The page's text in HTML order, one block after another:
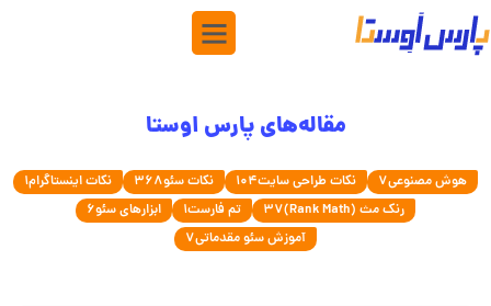
مقاله‌های پارس اوستا
هوش مصنوعی7 نکات طراحی سایت104 نکات سئو368 نکات اینستاگرام1
رنک مث (Rank Math)
37 تم فارست1 ابزارهای سئو6
آموزش سئو مقدماتی7